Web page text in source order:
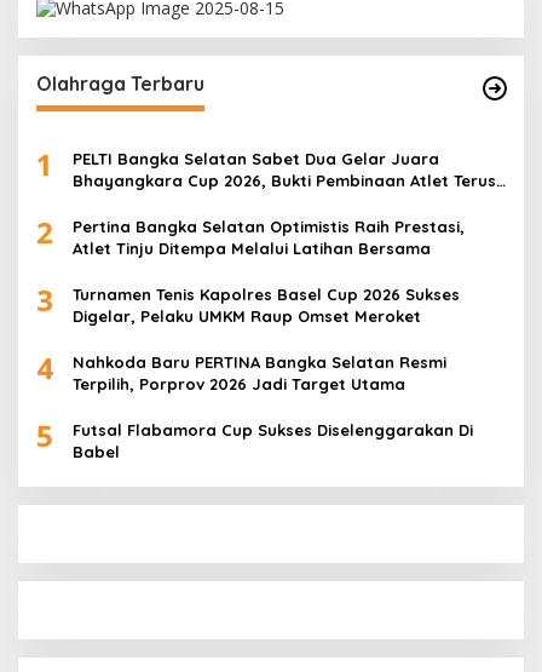
Olahraga Terbaru
1
PELTI Bangka Selatan Sabet Dua Gelar Juara
Bhayangkara Cup 2026, Bukti Pembinaan Atlet Terus
2
Pertina Bangka Selatan Optimistis Raih Prestasi,
Atlet Tinju Ditempa Melalui Latihan Bersama
3
Turnamen Tenis Kapolres Basel Cup 2026 Sukses
Digelar, Pelaku UMKM Raup Omset Meroket
4
Nahkoda Baru PERTINA Bangka Selatan Resmi
Terpilih, Porprov 2026 Jadi Target Utama
5
Futsal Flabamora Cup Sukses Diselenggarakan Di
Babel